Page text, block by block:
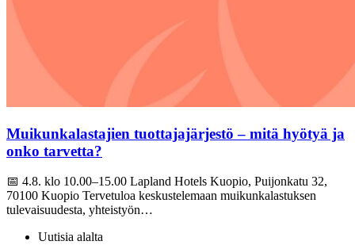
Muikunkalastajien tuottajajärjestö – mitä hyötyä ja
onko tarvetta?
📅 4.8. klo 10.00–15.00 Lapland Hotels Kuopio, Puijonkatu 32,
70100 Kuopio Tervetuloa keskustelemaan muikunkalastuksen
tulevaisuudesta, yhteistyön…
Uutisia alalta